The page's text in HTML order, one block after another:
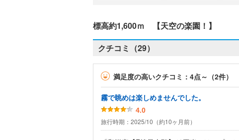
標高約1,600ｍ 【天空の楽園！】
クチコミ（29）
満足度の高いクチコミ：4点～（2件）
霧で眺めは楽しめませんでした。
4.0
旅行時期：2025/10（約10ヶ月前）